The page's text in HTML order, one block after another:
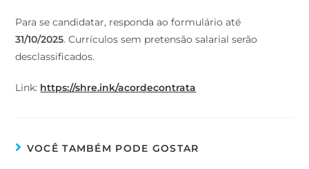
Para se candidatar, responda ao formulário até
31/10/2025. Currículos sem pretensão salarial serão
desclassificados.
Link: https://shre.ink/acordecontrata
VOCÊ TAMBÉM PODE GOSTAR